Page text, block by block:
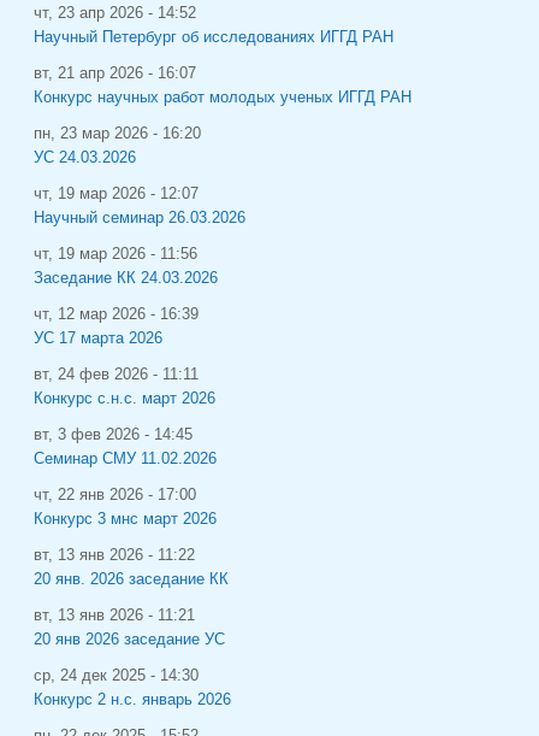
чт, 23 апр 2026 - 14:52
Научный Петербург об исследованиях ИГГД РАН
вт, 21 апр 2026 - 16:07
Конкурс научных работ молодых ученых ИГГД РАН
пн, 23 мар 2026 - 16:20
УС 24.03.2026
чт, 19 мар 2026 - 12:07
Научный семинар 26.03.2026
чт, 19 мар 2026 - 11:56
Заседание КК 24.03.2026
чт, 12 мар 2026 - 16:39
УС 17 марта 2026
вт, 24 фев 2026 - 11:11
Конкурс с.н.с. март 2026
вт, 3 фев 2026 - 14:45
Семинар СМУ 11.02.2026
чт, 22 янв 2026 - 17:00
Конкурс 3 мнс март 2026
вт, 13 янв 2026 - 11:22
20 янв. 2026 заседание КК
вт, 13 янв 2026 - 11:21
20 янв 2026 заседание УС
ср, 24 дек 2025 - 14:30
Конкурс 2 н.с. январь 2026